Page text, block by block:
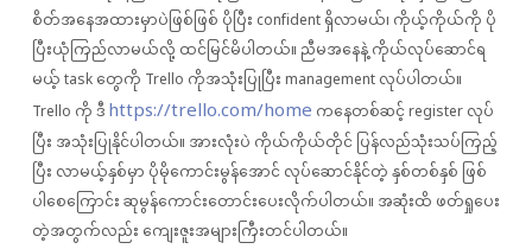
စိတ်အနေအထားမှာပဲဖြစ်ဖြစ် ပိုပြီး confident ရှိလာမယ်၊ ကိုယ့်ကိုယ်ကို ပို
ပြီးယုံကြည်လာမယ်လို့ ထင်မြင်မိပါတယ်။ ညီမအနေနဲ့ ကိုယ်လုပ်ဆောင်ရ
မယ့် task တွေကို Trello ကိုအသုံးပြုပြီး management လုပ်ပါတယ်။
Trello ကို ဒီhttps://trello.com/homeကနေတစ်ဆင့် register လုပ်
ပြီး အသုံးပြုနိုင်ပါတယ်။ အားလုံးပဲ ကိုယ်ကိုယ်တိုင် ပြန်လည်သုံးသပ်ကြည့်
ပြီး လာမယ့်နှစ်မှာ ပိုမိုကောင်းမွန်အောင် လုပ်ဆောင်နိုင်တဲ့ နှစ်တစ်နှစ် ဖြစ်
ပါစေကြောင်း ဆုမွန်ကောင်းတောင်းပေးလိုက်ပါတယ်။ အဆုံးထိ ဖတ်ရှုပေး
တဲ့အတွက်လည်း ကျေးဇူးအများကြီးတင်ပါတယ်။